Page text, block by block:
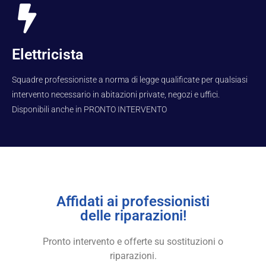
Elettricista
Squadre professioniste a norma di legge qualificate per qualsiasi
intervento necessario in abitazioni private, negozi e uffici.
Disponibili anche in PRONTO INTERVENTO
Affidati ai professionisti
delle riparazioni!
Pronto intervento e offerte su sostituzioni o
riparazioni.